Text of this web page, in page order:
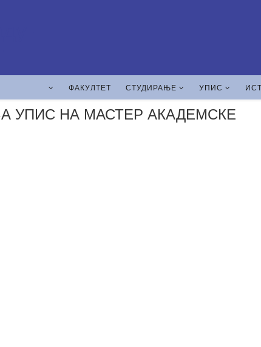
ФАКУЛТЕТ СТУДИРАЊЕ УПИС
УПИС НА МАСТЕР АКАДЕМСКЕ